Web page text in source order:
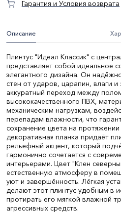
Описание
Плинтус "Идеал Классик" с
представляет собой идеальное
элегантного дизайна. Он
стен от ударов, царапин, влаги и
аккуратный переход между
высококачественного ПВХ,
механическим нагрузкам,
перепадам влажности, что
сохранение цвета на
декоративная планка придаёт
рельефный акцент, который
гармонично сочетается с
интерьерами. Цвет "Клен
естественную атмосферу в
уют и завершённость. Лёгкая
делают этот плинтус удобным в
протирать его мягкой влажной
агрессивных средств.
Гарантия и Условия возврата